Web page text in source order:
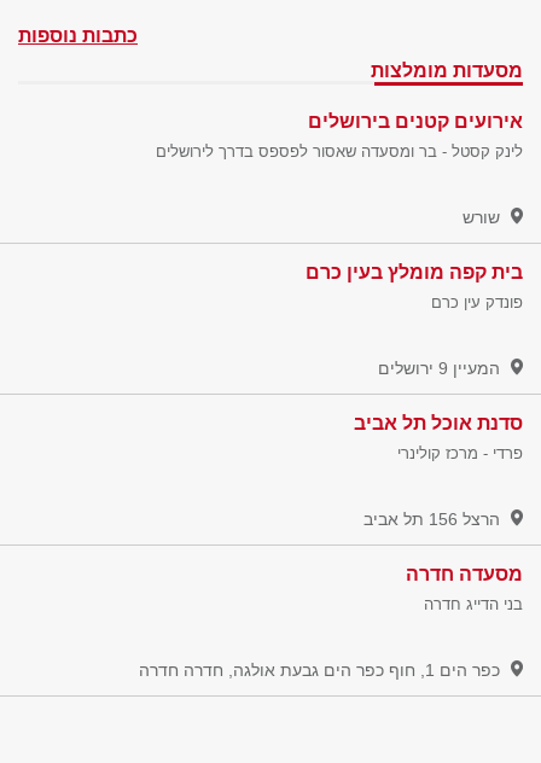
כתבות נוספות
מסעדות מומלצות
אירועים קטנים בירושלים
לינק קסטל - בר ומסעדה שאסור לפספס בדרך לירושלים
שורש
בית קפה מומלץ בעין כרם
פונדק עין כרם
המעיין 9 ירושלים
סדנת אוכל תל אביב
פרדי - מרכז קולינרי
הרצל 156 תל אביב
מסעדה חדרה
בני הדייג חדרה
כפר הים 1, חוף כפר הים גבעת אולגה, חדרה חדרה